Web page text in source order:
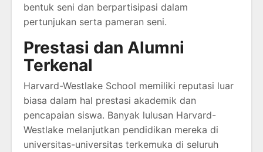
bentuk seni dan berpartisipasi dalam
pertunjukan serta pameran seni.
Prestasi dan Alumni
Terkenal
Harvard-Westlake School memiliki reputasi luar
biasa dalam hal prestasi akademik dan
pencapaian siswa. Banyak lulusan Harvard-
Westlake melanjutkan pendidikan mereka di
universitas-universitas terkemuka di seluruh